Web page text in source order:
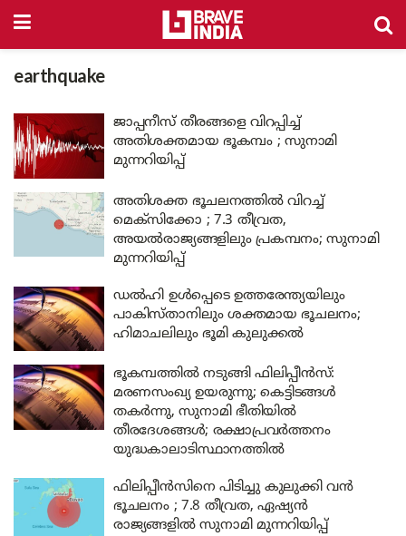
earthquake
ജാപ്പനീസ് തീരങ്ങളെ വിറപ്പിച്ച്
അതിശക്തമായ ഭൂകമ്പം ; സുനാമി
മുന്നറിയിപ്പ്
അതിശക്ത ഭൂചലനത്തിൽ വിറച്ച്
മെക്സിക്കോ ; 7.3 തീവ്രത,
അയൽരാജ്യങ്ങളിലും പ്രകമ്പനം; സുനാമി
മുന്നറിയിപ്പ്
ഡൽഹി ഉൾപ്പെടെ ഉത്തരേന്ത്യയിലും
പാകിസ്താനിലും ശക്തമായ ഭൂചലനം;
ഹിമാചലിലും ഭൂമി കുലുക്കൽ
ഭൂകമ്പത്തിൽ നടുങ്ങി ഫിലിപ്പീൻസ്:
മരണസംഖ്യ ഉയരുന്നു; കെട്ടിടങ്ങൾ
തകർന്നു, സുനാമി ഭീതിയിൽ
തീരദേശങ്ങൾ; രക്ഷാപ്രവർത്തനം
യുദ്ധകാലാടിസ്ഥാനത്തിൽ
ഫിലിപ്പീൻസിനെ പിടിച്ചു കുലുക്കി വൻ
ഭൂചലനം ; 7.8 തീവ്രത, ഏഷ്യൻ
രാജ്യങ്ങളിൽ സുനാമി മുന്നറിയിപ്പ്